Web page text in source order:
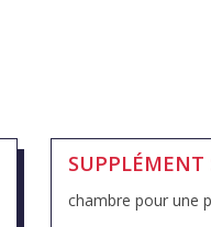
SUPPLÉMENT
chambre pour une